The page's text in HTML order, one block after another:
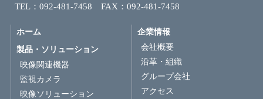
TEL：092-481-7458 FAX：092-481-7458
ホーム
製品・ソリューション
映像関連機器
監視カメラ
映像ソリューション
企業情報
会社概要
沿革・組織
グループ会社
アクセス